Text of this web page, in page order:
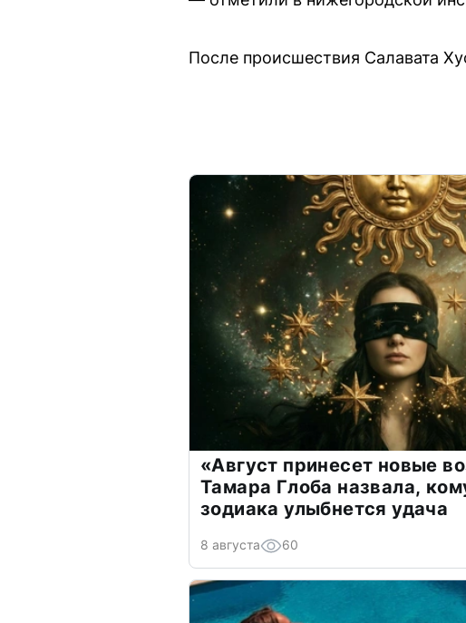
После происшествия Салавата
«Август принесет новые
Тамара Глоба назвала,
зодиака улыбнется удача
8 августа 60